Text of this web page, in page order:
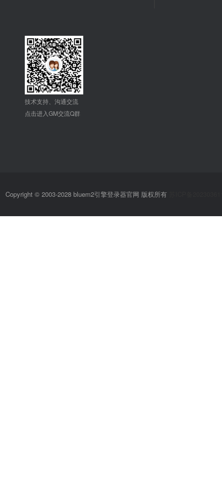
技术支持、沟通交流
点击进入GM交流Q群
Copyright © 2003-2028 bluem2引擎登录器官网 版权所有